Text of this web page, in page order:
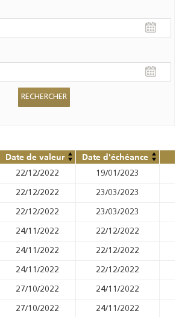
Date de valeur Date d'échéance
22/12/2022 19/01/2023
22/12/2022 23/03/2023
22/12/2022 23/03/2023
24/11/2022 22/12/2022
24/11/2022 22/12/2022
24/11/2022 22/12/2022
27/10/2022 24/11/2022
27/10/2022 24/11/2022